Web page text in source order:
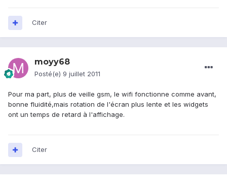
Citer
moyy68
Posté(e) 9 juillet 2011
Pour ma part, plus de veille gsm, le wifi fonctionne comme avant,
bonne fluidité,mais rotation de l'écran plus lente et les widgets
ont un temps de retard à l'affichage.
Citer